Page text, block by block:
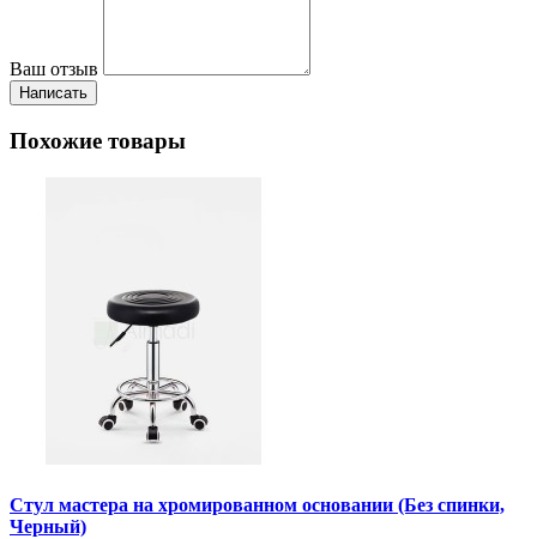
Ваш отзыв
Написать
Похожие товары
Стул мастера на хромированном основании (Без спинки,
Черный)